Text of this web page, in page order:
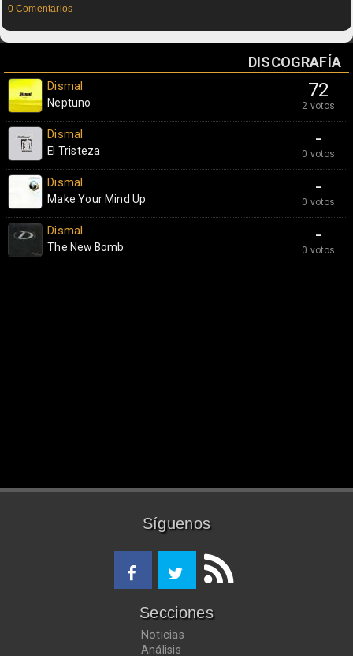
0 Comentarios
DISCOGRAFÍA
72
2 votos
Dismal
Neptuno
-
0 votos
Dismal
El Tristeza
-
0 votos
Dismal
Make Your Mind Up
-
0 votos
Dismal
The New Bomb
Síguenos
Secciones
Noticias
Análisis